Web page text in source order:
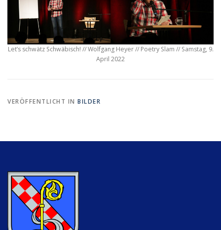
Let’s schwätz Schwäbisch! // Wolfgang Heyer // Poetry Slam // Samstag, 9.
April 2022
VERÖFFENTLICHT IN BILDER